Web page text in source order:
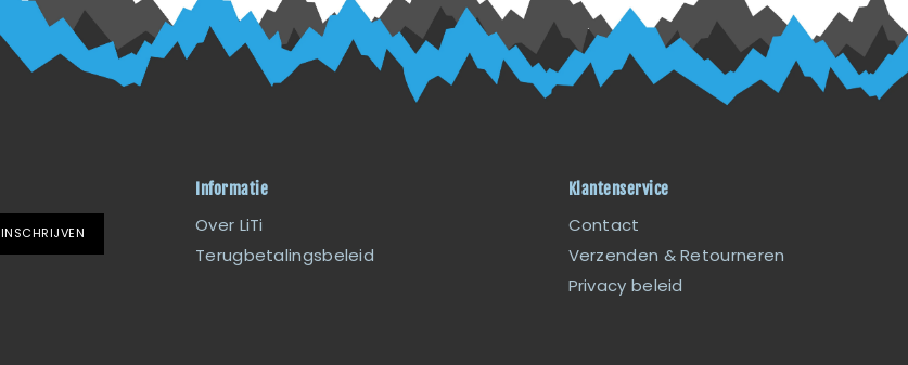
INSCHRIJVEN
Informatie
Over LiTi
Terugbetalingsbeleid
Klantenservice
Contact
Verzenden & Retourneren
Privacy beleid